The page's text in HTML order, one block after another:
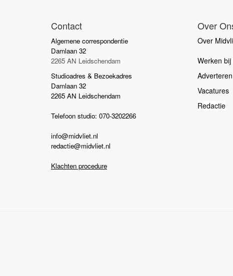
Contact
Algemene correspondentie
Damlaan 32
2265 AN Leidschendam
Studioadres & Bezoekadres
Damlaan 32
2265 AN Leidschendam
Telefoon studio: 070-3202266
info@midvliet.nl
redactie@midvliet.nl
Klachten procedure
Over
Over
Werken
Adverteren
Vacatures
Redactie